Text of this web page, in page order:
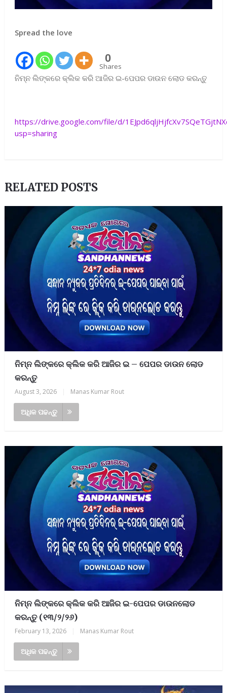
Spread the love
0
Shares
ନିମ୍ନ ଲିଙ୍କରେ କ୍ଲିକ କରି ଆଜିର ଇ-ପେପର ଡାଉନ ଲୋଡ କରନ୍ତୁ
https://drive.google.com/file/d/
usp=sharing
RELATED POSTS
ନିମ୍ନ ଲିଙ୍କରେ କ୍ଲିକ କରି ଆଜିର ଇ – ପେପର ଡାଉନ ଲୋଡ
କରନ୍ତୁ
August 3, 2026 Manas Kumar Rout
ଅଧିକ ପଢନ୍ତୁ
ନିମ୍ନ ଲିଙ୍କରେ କ୍ଲିକ କରି ଆଜିର ଇ-ପେପର ଡାଉନଲୋଡ
କରନ୍ତୁ (୧୩/୨/୨୬)
February 13, 2026 Manas Kumar Rout
ଅଧିକ ପଢନ୍ତୁ